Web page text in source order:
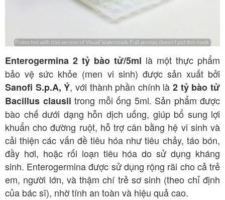
Enterogermina 2 tỷ bào tử/5ml là một thực phẩm
bảo vệ sức khỏe (men vi sinh) được sản xuất bởi
Sanofi S.p.A, Ý, với thành phần chính là2 tỷ bào tử
Bacillus clausii trong mỗi ống 5ml. Sản phẩm được
bào chế dưới dạng hỗn dịch uống, giúp bổ sung lợi
khuẩn cho đường ruột, hỗ trợ cân bằng hệ vi sinh và
cải thiện các vấn đề tiêu hóa như tiêu chảy, táo bón,
đầy hơi, hoặc rối loạn tiêu hóa do sử dụng kháng
sinh. Enterogermina được sử dụng rộng rãi cho cả trẻ
em, người lớn, và thậm chí trẻ sơ sinh (theo chỉ định
của bác sĩ), nhờ tính an toàn và hiệu quả cao.